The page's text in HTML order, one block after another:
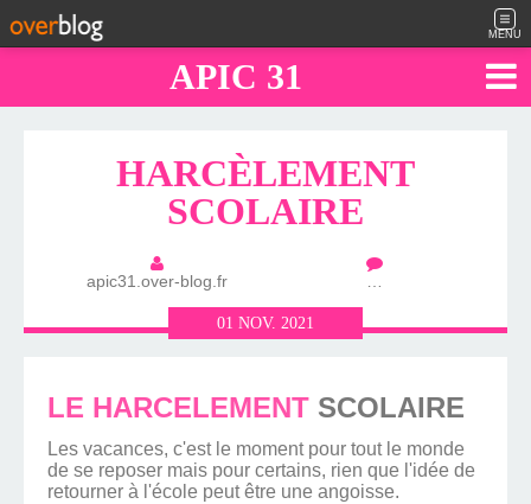
MENU
APIC 31
HARCÈLEMENT
SCOLAIRE
apic31.over-blog.fr …
01 NOV. 2021
LE HARCELEMENT SCOLAIRE
Les vacances, c'est le moment pour tout le monde
de se reposer mais pour certains, rien que l'idée de
retourner à l'école peut être une angoisse.